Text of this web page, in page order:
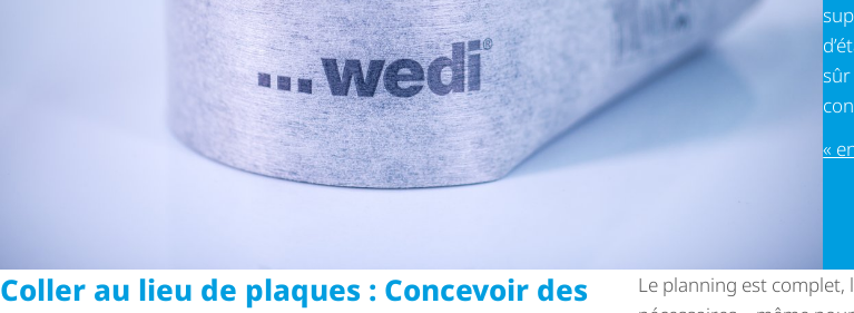
sûr
«
Coller au lieu de plaques : Concevoir des
Le planning est complet,